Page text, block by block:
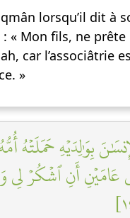
lorsqu’il dit à
« Mon fils, ne prête
car l’associâtrie
»
بِوَٰلِدَيۡهِ حَمَلَتۡهُ
عَامَيۡنِ أَنِ ٱشۡكُرۡ لِي